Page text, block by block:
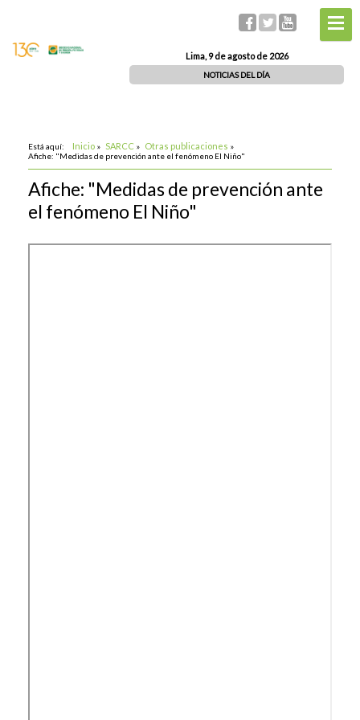
Lima, 9 de agosto de 2026
NOTICIAS DEL DÍA
Está aquí: Inicio » SARCC » Otras publicaciones »
Afiche: "Medidas de prevención ante el fenómeno El Niño"
Afiche: "Medidas de prevención ante
el fenómeno El Niño"